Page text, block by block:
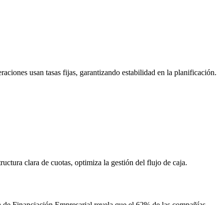
usan tasas fijas, garantizando estabilidad en la planificación.
clara de cuotas, optimiza la gestión del flujo de caja.